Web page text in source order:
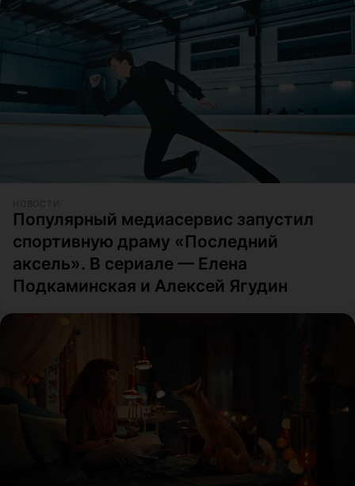
Популярный медиасервис запустил
спортивную драму «Последний
аксель». В сериале — Елена
Подкаминская и Алексей Ягудин